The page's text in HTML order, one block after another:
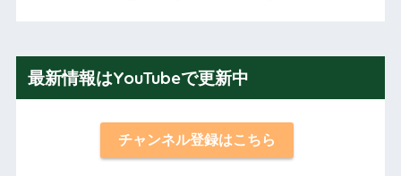
最新情報はYouTubeで更新中
チャンネル登録はこちら